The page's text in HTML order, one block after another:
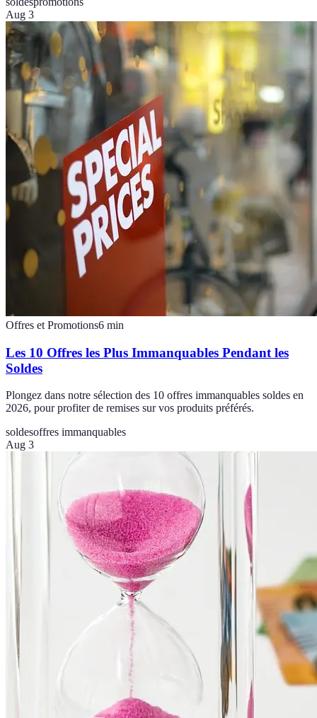
Aug 3
Offres et Promotions6 min
Les 10 Offres les Plus Immanquables Pendant les
Soldes
Plongez dans notre sélection des 10 offres immanquables soldes en
2026, pour profiter de remises sur vos produits préférés.
soldesoffres immanquables
Aug 3